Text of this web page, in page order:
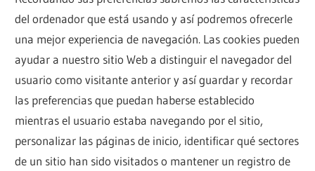
del ordenador que está usando y así podremos ofrecerle
una mejor experiencia de navegación. Las cookies pueden
ayudar a nuestro sitio Web a distinguir el navegador del
usuario como visitante anterior y así guardar y recordar
las preferencias que puedan haberse establecido
mientras el usuario estaba navegando por el sitio,
personalizar las páginas de inicio, identificar qué sectores
de un sitio han sido visitados o mantener un registro de